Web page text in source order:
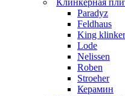
Клинкерная
Paradyz
Feldhaus
King klinker
Lode
Nelissen
Roben
Stroeher
Керамин